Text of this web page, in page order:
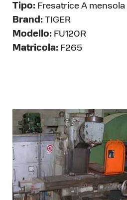
Tipo: Fresatrice A mensola
Brand: TIGER
Modello: FU120R
Matricola: F265